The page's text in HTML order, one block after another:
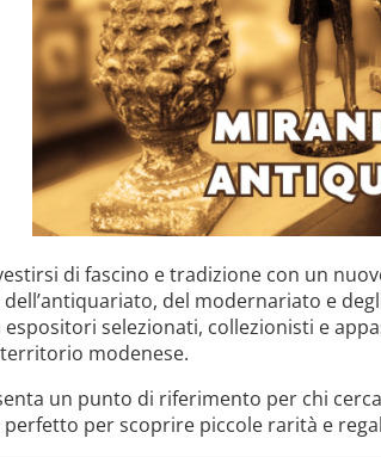
di fascino e tradizione con un
del modernariato e
selezionati, collezionisti e
modenese.
un punto di riferimento per chi
per scoprire piccole rarità e